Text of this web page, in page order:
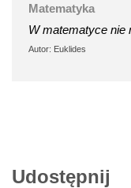
Matematyka
W matematyce nie
Autor: Euklides
Udostępnij